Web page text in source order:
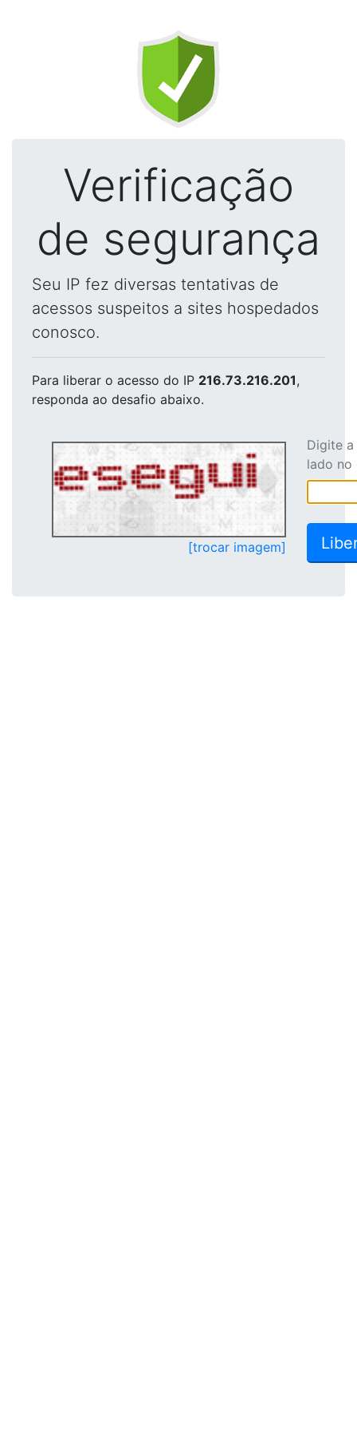
Verificação
de segurança
Seu IP fez diversas tentativas de
acessos suspeitos a sites hospedados
conosco.
Para liberar o acesso do IP 216.73.216.201,
responda ao desafio abaixo.
[trocar imagem]
Digite
lado no